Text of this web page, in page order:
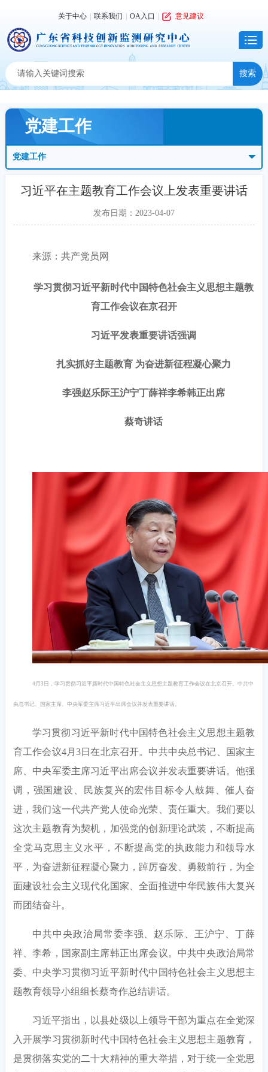
关于中心 联系我们 OA入口 意见建议
党建工作
党建工作
习近平在主题教育工作会议上发表重要讲话
发布日期：2023-04-07
来源：共产党员网
学习贯彻习近平新时代中国特色社会主义思想主题教
育工作会议在京召开
习近平发表重要讲话强调
扎实抓好主题教育 为奋进新征程凝心聚力
李强赵乐际王沪宁丁薛祥李希韩正出席
蔡奇讲话
4月3日，学习贯彻习近平新时代中国特色社会主义思想主题教育工作会议在北京召开。中共中
央总书记、国家主席、中央军委主席习近平出席会议并发表重要讲话。
学习贯彻习近平新时代中国特色社会主义思想主题教
育工作会议4月3日在北京召开。中共中央总书记、国家主
席、中央军委主席习近平出席会议并发表重要讲话。他强
调，强国建设、民族复兴的宏伟目标令人鼓舞、催人奋
进，我们这一代共产党人使命光荣、责任重大。我们要以
这次主题教育为契机，加强党的创新理论武装，不断提高
全党马克思主义水平，不断提高党的执政能力和领导水
平，为奋进新征程凝心聚力，踔厉奋发、勇毅前行，为全
面建设社会主义现代化国家、全面推进中华民族伟大复兴
而团结奋斗。
中共中央政治局常委李强、赵乐际、王沪宁、丁薛
祥、李希，国家副主席韩正出席会议。中共中央政治局常
委、中央学习贯彻习近平新时代中国特色社会主义思想主
题教育领导小组组长蔡奇作总结讲话。
习近平指出，以县处级以上领导干部为重点在全党深
入开展学习贯彻新时代中国特色社会主义思想主题教育，
是贯彻落实党的二十大精神的重大举措，对于统一全党思